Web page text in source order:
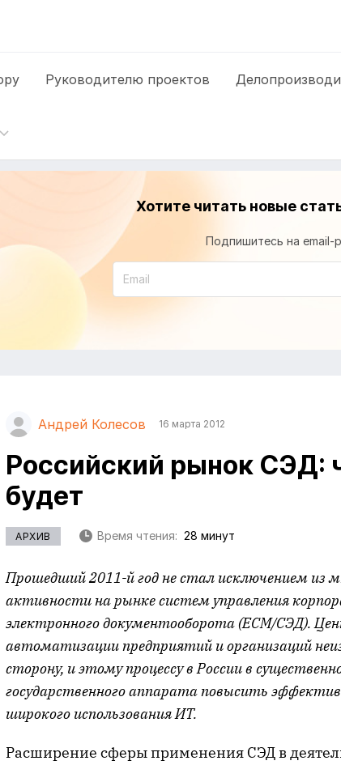
Руководителю проектов
Хотите читать новые
Подпишитесь на email-
Андрей Колесов 16 марта 2012
Российский рынок СЭД:
будет
АРХИВ Время чтения: 28 минут
Прошедший 2011-й год не стал исключением из
активности на рынке систем управления
электронного документооборота (ECM/СЭД).
автоматизации предприятий и организаций
сторону, и этому процессу в России в
государственного аппарата повысить
широкого использования ИТ.
Расширение сферы применения СЭД в